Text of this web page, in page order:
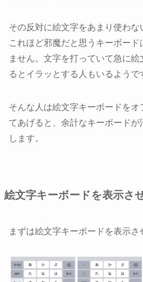
その反対に絵文字をあまり使わな
これほど邪魔だと思うキーボード
ません。文字を打っていて急に絵
るとイラッとする人もいるようで
そんな人は絵文字キーボードをオ
てあげると、余計なキーボードが
します。
絵文字キーボードを表示さ
まずは絵文字キーボードを表示さ